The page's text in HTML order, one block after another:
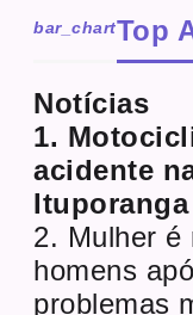
bar_chartTop
Notícias
1.
acidente
Ituporanga
2. Mulher é
homens
problemas